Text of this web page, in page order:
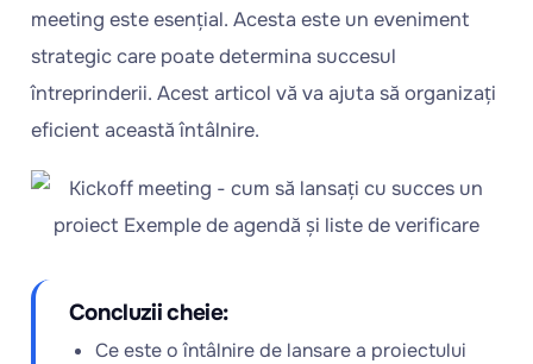
meeting este esențial. Acesta este un eveniment
strategic care poate determina succesul
întreprinderii. Acest articol vă va ajuta să organizați
eficient această întâlnire.
Concluzii cheie:
Ce este o întâlnire de lansare a proiectului